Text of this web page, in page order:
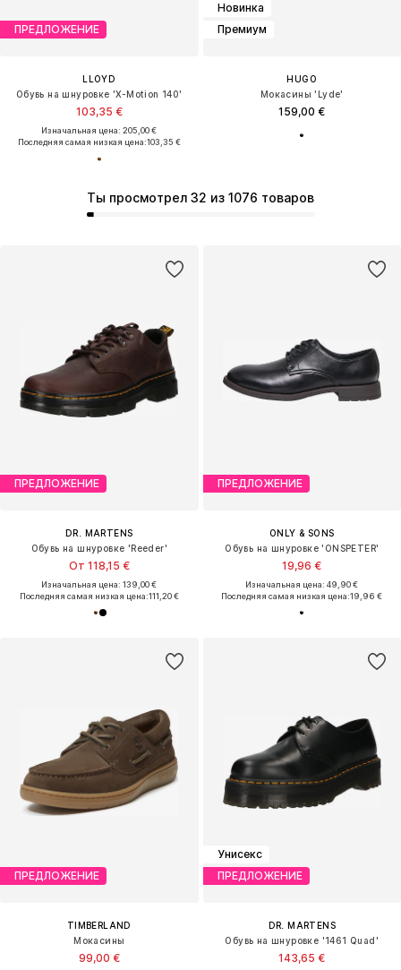
ПРЕДЛОЖЕНИЕ
LLOYD
Обувь на шнуровке 'X-Motion 140'
103,35 €
Изначальная цена: 205,00 €
Последняя самая низкая цена:103,35 €
Новинка
Премиум
HUGO
Мокасины 'Lyde'
159,00 €
ПРЕДЛОЖЕНИЕ
DR. MARTENS
Обувь на шнуровке 'Reeder'
От 118,15 €
Изначальная цена: 139,00 €
Последняя самая низкая цена:111,20 €
ПРЕДЛОЖЕНИЕ
ONLY & SONS
Обувь на шнуровке 'ONSPETER'
19,96 €
Изначальная цена: 49,90 €
Последняя самая низкая цена:19,96 €
Ты просмотрел 32 из 1076 товаров
ПРЕДЛОЖЕНИЕ
TIMBERLAND
Мокасины
99,00 €
Унисекс
ПРЕДЛОЖЕНИЕ
DR. MARTENS
Обувь на шнуровке '1461 Quad'
143,65 €